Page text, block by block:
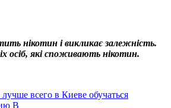
нікотин і викликає залежність.
осіб, які споживають нікотин.
лучше всего в Киеве обучаться
B